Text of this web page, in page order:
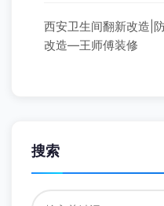
西安卫生间翻新改造|
改造—王师傅装修
搜索